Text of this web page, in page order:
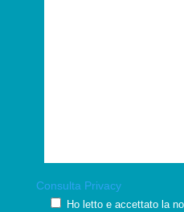
Consulta Privacy
Ho letto e accettato la